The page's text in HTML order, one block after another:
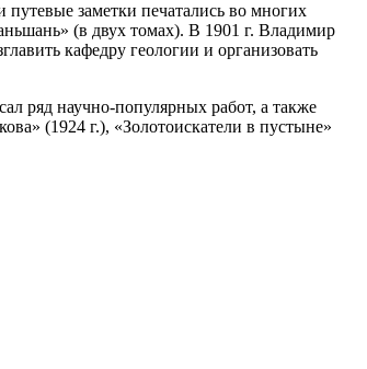
заметки печатались во многих
(в двух томах). В 1901 г. Владимир
кафедру геологии и организовать
ряд научно-популярных работ, а также
(1924 г.), «Золотоискатели в пустыне»